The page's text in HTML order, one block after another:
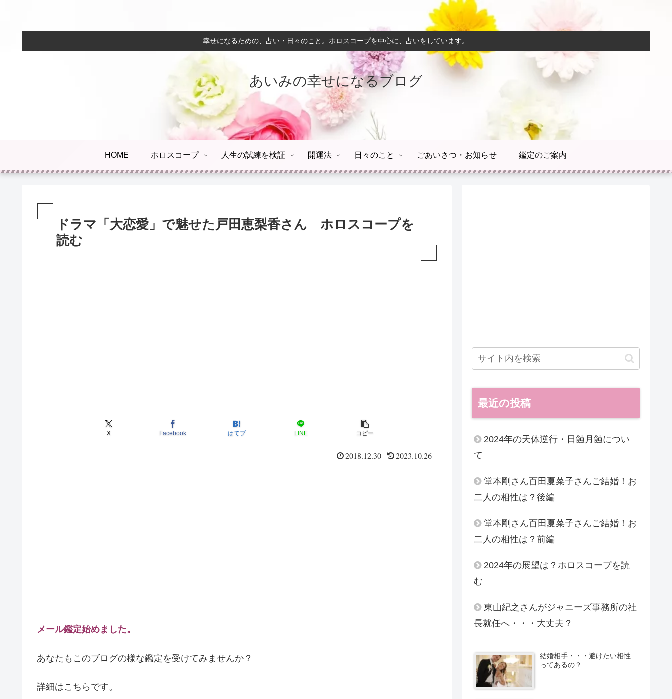
幸せになるための、占い・日々のこと。ホロスコープを中心に、占いをしています。
あいみの幸せになるブログ
HOME ホロスコープ 人生の試練を検証 開運法 日々のこと ごあいさつ・お知らせ 鑑定のご案内
ドラマ「大恋愛」で魅せた戸田恵梨香さん ホロスコープを
読む
X Facebook はてブ LINE コピー
2018.12.30 2023.10.26
メール鑑定始めました。
あなたもこのブログの様な鑑定を受けてみませんか？
詳細はこちらです。
最近の投稿
2024年の天体逆行・日蝕月蝕につい
て
堂本剛さん百田夏菜子さんご結婚！お
二人の相性は？後編
堂本剛さん百田夏菜子さんご結婚！お
二人の相性は？前編
2024年の展望は？ホロスコープを読
む
東山紀之さんがジャニーズ事務所の社
長就任へ・・・大丈夫？
結婚相手・・・避けたい相性
ってあるの？